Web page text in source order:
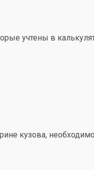
учтены в
кузова,